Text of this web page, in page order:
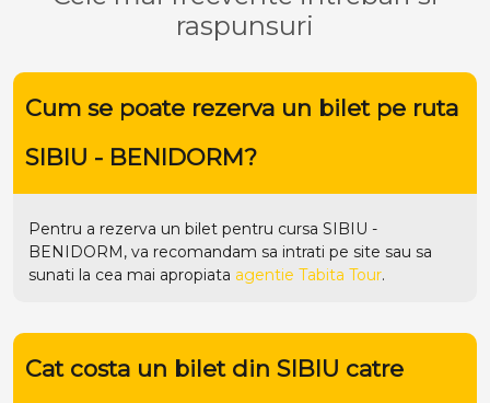
raspunsuri
Cum se poate rezerva un bilet pe ruta
SIBIU - BENIDORM?
Pentru a rezerva un bilet pentru cursa SIBIU -
BENIDORM, va recomandam sa intrati pe site sau sa
sunati la cea mai apropiata agentie Tabita Tour.
Cat costa un bilet din SIBIU catre